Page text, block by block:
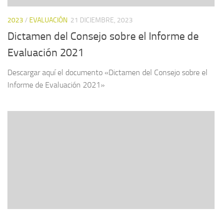
2023 / EVALUACIÓN 21 DICIEMBRE, 2023
Dictamen del Consejo sobre el Informe de
Evaluación 2021
Descargar aquí el documento «Dictamen del Consejo sobre el
Informe de Evaluación 2021»